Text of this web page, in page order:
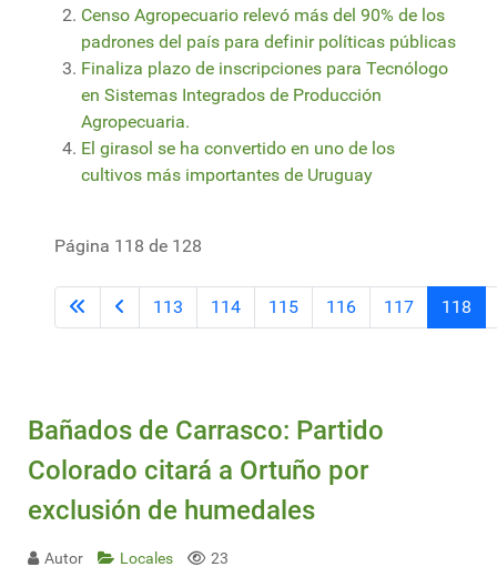
Censo Agropecuario relevó más del 90% de los
padrones del país para definir políticas públicas
Finaliza plazo de inscripciones para Tecnólogo
en Sistemas Integrados de Producción
Agropecuaria.
El girasol se ha convertido en uno de los
cultivos más importantes de Uruguay
Página 118 de 128
113 114 115 116 117 118
Bañados de Carrasco: Partido
Colorado citará a Ortuño por
exclusión de humedales
Autor Locales 23